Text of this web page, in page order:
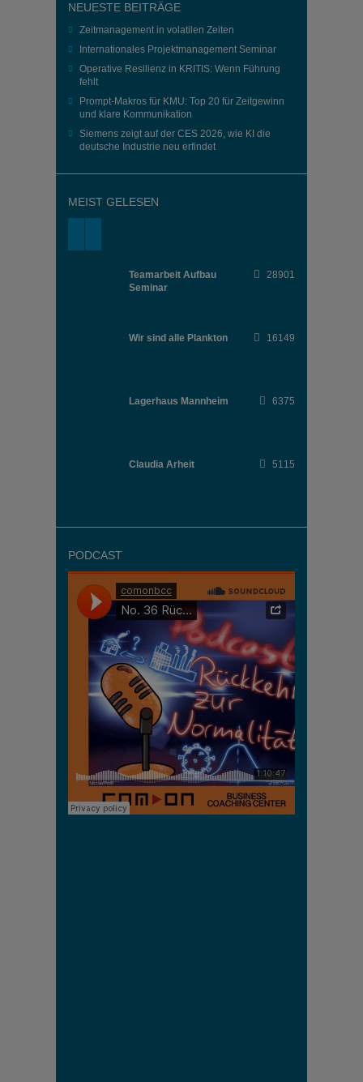
NEUESTE BEITRÄGE
Zeitmanagement in volatilen Zeiten
Internationales Projektmanagement Seminar
Operative Resilienz in KRITIS: Wenn Führung
fehlt
Prompt-Makros für KMU: Top 20 für Zeitgewinn
und klare Kommunikation
Siemens zeigt auf der CES 2026, wie KI die
deutsche Industrie neu erfindet
MEIST GELESEN
Teamarbeit Aufbau
Seminar
28901
Wir sind alle Plankton 16149
Lagerhaus Mannheim 6375
Claudia Arheit 5115
PODCAST